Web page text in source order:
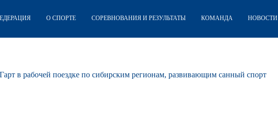
О СПОРТЕ СОРЕВНОВАНИЯ И РЕЗУЛЬТАТЫ КОМАНДА НОВОСТИ
в рабочей поездке по сибирским регионам, развивающим санный спорт